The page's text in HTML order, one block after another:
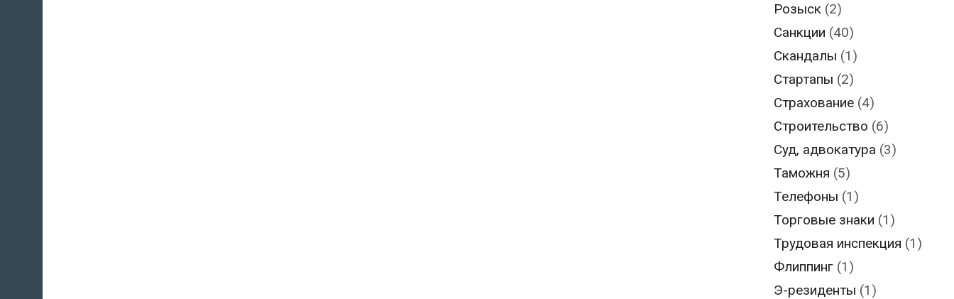
Розыск (2)
Санкции (40)
Скандалы (1)
Стартапы (2)
Страхование (4)
Строительство (6)
Суд, адвокатура (3)
Таможня (5)
Телефоны (1)
Торговые знаки (1)
Трудовая инспекция (1)
Флиппинг (1)
Э-резиденты (1)